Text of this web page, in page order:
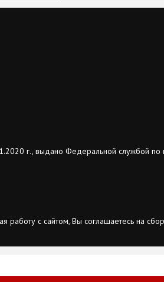
г., выдано Федеральной службой по
работу с сайтом, Вы соглашаетесь на